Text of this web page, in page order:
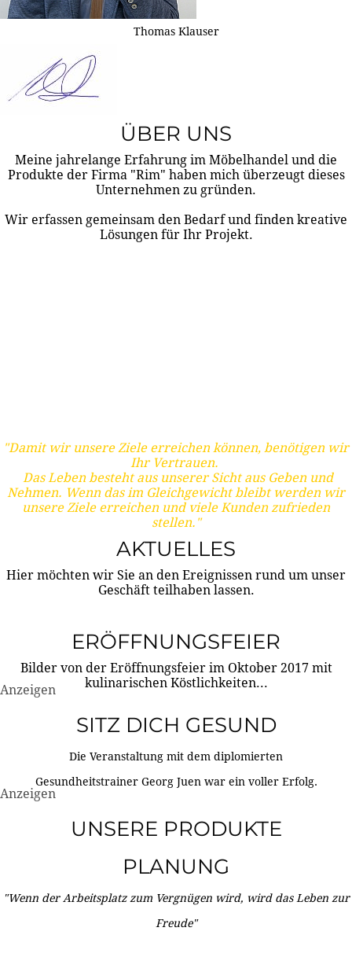
Thomas Klauser
ÜBER UNS
Meine jahrelange Erfahrung im Möbelhandel und die
Produkte der Firma "Rim" haben mich überzeugt dieses
Unternehmen zu gründen.
Wir erfassen gemeinsam den Bedarf und finden kreative
Lösungen für Ihr Projekt.
"Damit wir unsere Ziele erreichen können, benötigen wir
Ihr Vertrauen.
Das Leben besteht aus unserer Sicht aus Geben und
Nehmen. Wenn das im Gleichgewicht bleibt werden wir
unsere Ziele erreichen und viele Kunden zufrieden
stellen."
AKTUELLES
Hier möchten wir Sie an den Ereignissen rund um unser
Geschäft teilhaben lassen.
ERÖFFNUNGSFEIER
Bilder von der Eröffnungsfeier im Oktober 2017 mit
kulinarischen Köstlichkeiten...
Anzeigen
SITZ DICH GESUND
Die Veranstaltung mit dem diplomierten
Gesundheitstrainer Georg Juen war ein voller Erfolg.
Anzeigen
UNSERE PRODUKTE
PLANUNG
"Wenn der Arbeitsplatz zum Vergnügen wird, wird das Leben zur
Freude"